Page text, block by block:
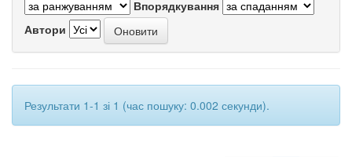
Впорядкування
Автори
Результати 1-1 зі 1 (час пошуку: 0.002 секунди).